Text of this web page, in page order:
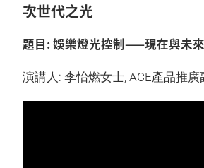
次世代之光
題目: 娛樂燈光控制——現在與未
演講人: 李怡燃女士, ACE產品推廣